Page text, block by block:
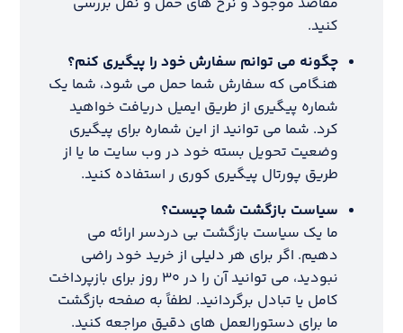
کنید.
چگونه می توانم سفارش خود را پیگیری کنم؟
هنگامی که سفارش شما حمل می شود، شما یک
شماره پیگیری از طریق ایمیل دریافت خواهید
کرد. شما می توانید از این شماره برای پیگیری
وضعیت تحویل بسته خود در وب سایت ما یا از
طریق پورتال پیگیری کوری ر استفاده کنید.
سیاست بازگشت شما چیست؟
ما یک سیاست بازگشت بی دردسر ارائه می
دهیم. اگر برای هر دلیلی از خرید خود راضی
نبودید، می توانید آن را در ۳۰ روز برای بازپرداخت
کامل یا تبادل برگردانید. لطفاً به صفحه بازگشت
ما برای دستورالعمل های دقیق مراجعه کنید.